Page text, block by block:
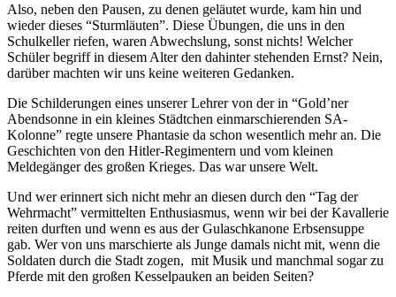
Also, neben den Pausen, zu denen geläutet wurde, kam hin und
wieder dieses “Sturmläuten”. Diese Übungen, die uns in den
Schulkeller riefen, waren Abwechslung, sonst nichts! Welcher
Schüler begriff in diesem Alter den dahinter stehenden Ernst? Nein,
darüber machten wir uns keine weiteren Gedanken.
Die Schilderungen eines unserer Lehrer von der in “Gold’ner
Abendsonne in ein kleines Städtchen einmarschierenden SA-
Kolonne” regte unsere Phantasie da schon wesentlich mehr an. Die
Geschichten von den Hitler-Regimentern und vom kleinen
Meldegänger des großen Krieges. Das war unsere Welt.
Und wer erinnert sich nicht mehr an diesen durch den “Tag der
Wehrmacht” vermittelten Enthusiasmus, wenn wir bei der Kavallerie
reiten durften und wenn es aus der Gulaschkanone Erbsensuppe
gab. Wer von uns marschierte als Junge damals nicht mit, wenn die
Soldaten durch die Stadt zogen, mit Musik und manchmal sogar zu
Pferde mit den großen Kesselpauken an beiden Seiten?